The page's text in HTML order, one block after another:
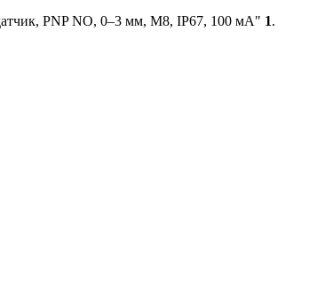
PNP NO, 0–3 мм, М8, IP67, 100 мА" 1.